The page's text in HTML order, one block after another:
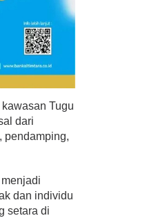
Tugu
dari
pendamping,
dan individu
setara di